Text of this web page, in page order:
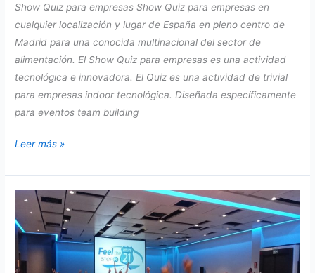
Show Quiz para empresas Show Quiz para empresas en
cualquier localización y lugar de España en pleno centro de
Madrid para una conocida multinacional del sector de
alimentación. El Show Quiz para empresas es una actividad
tecnológica e innovadora. El Quiz es una actividad de trivial
para empresas indoor tecnológica. Diseñada específicamente
para eventos team building
Show
para
empresas.
Actividad
de
trivial
con
Leer más »